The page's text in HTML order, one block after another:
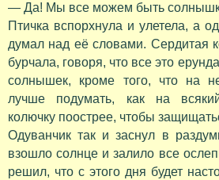
— Да! Мы все можем быть
Птичка вспорхнула и улетела, а
думал над её словами. Сердитая
бурчала, говоря, что все это
солнышек, кроме того, что на
лучше подумать, как на
колючку поострее, чтобы
Одуванчик так и заснул в
взошло солнце и залило все
решил, что с этого дня будет